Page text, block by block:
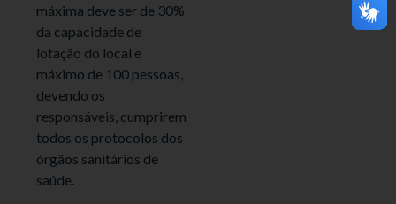
máxima deve ser de 30%
da capacidade de
lotação do local e
máximo de 100 pessoas,
devendo os
responsáveis, cumprirem
todos os protocolos dos
órgãos sanitários de
saúde.